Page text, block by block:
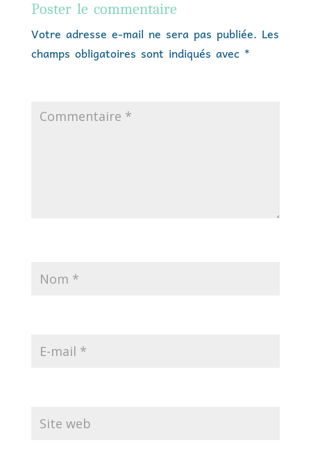
Poster le commentaire
Votre adresse e-mail ne sera pas publiée. Les
champs obligatoires sont indiqués avec *